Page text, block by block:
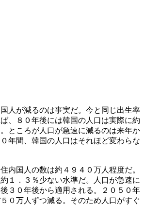
人が減るのは事実だ。今と同じ出生率
、８０年後には韓国の人口は実際に約
ところが人口が急速に減るのは来年か
年間、韓国の人口はそれほど変わらな
内国人の数は約４９４０万人程度だ。
１．３％少ない水準だ。人口が急速に
３０年後から適用される。２０５０年
０万人ずつ減る。そのため人口がすぐ